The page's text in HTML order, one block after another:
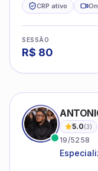
CRP ativo
SESSÃO
R$ 80
5.0(3)
19/5258